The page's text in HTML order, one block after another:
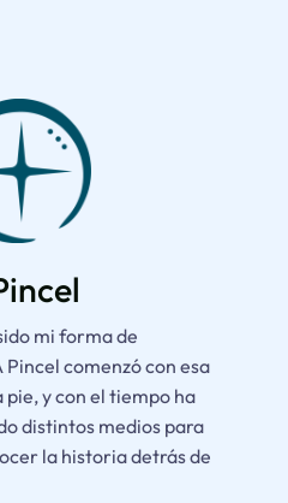
mi forma de
Pincelcomenzó con esa
y con el tiempo ha
distintos medios para
la historia detrás de